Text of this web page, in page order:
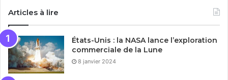
Articles à lire
États-Unis : la NASA lance l’exploration
commerciale de la Lune
8 janvier 2024